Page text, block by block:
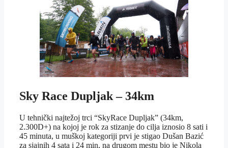
Sky Race Dupljak – 34km
U tehnički najtežoj trci “SkyRace Dupljak” (34km,
2.300D+) na kojoj je rok za stizanje do cilja iznosio 8 sati i
45 minuta, u muškoj kategoriji prvi je stigao Dušan Bazić
za sjajnih 4 sata i 24 min, na drugom mestu bio je Nikola